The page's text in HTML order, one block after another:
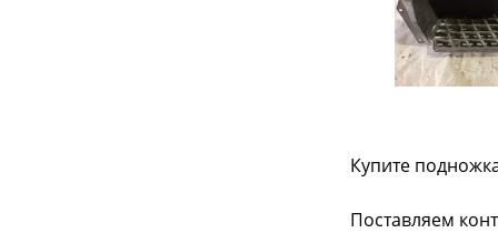
Купите
Поставляем